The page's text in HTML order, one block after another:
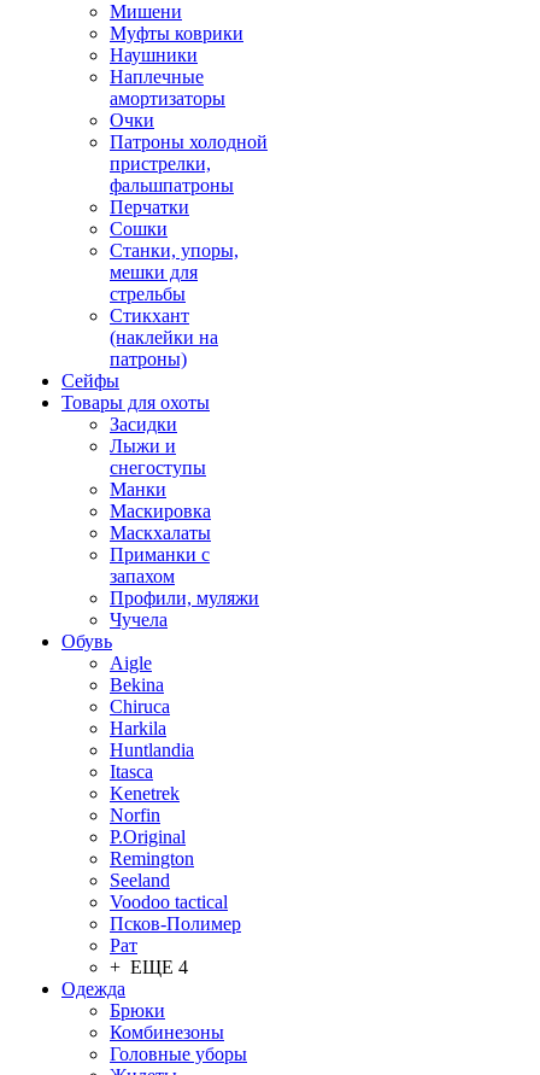
Мишени
Муфты коврики
Наушники
Наплечные
амортизаторы
Очки
Патроны холодной
пристрелки,
фальшпатроны
Перчатки
Сошки
Станки, упоры,
мешки для
стрельбы
Стикхант
(наклейки на
патроны)
Сейфы
Товары для охоты
Засидки
Лыжи и
снегоступы
Манки
Маскировка
Маскхалаты
Приманки с
запахом
Профили, муляжи
Чучела
Обувь
Aigle
Bekina
Chiruсa
Harkila
Huntlandia
Itasca
Kenetrek
Norfin
P.Original
Remington
Seeland
Voodoo tactical
Псков-Полимер
Рат
+ ЕЩЕ 4
Одежда
Брюки
Комбинезоны
Головные уборы